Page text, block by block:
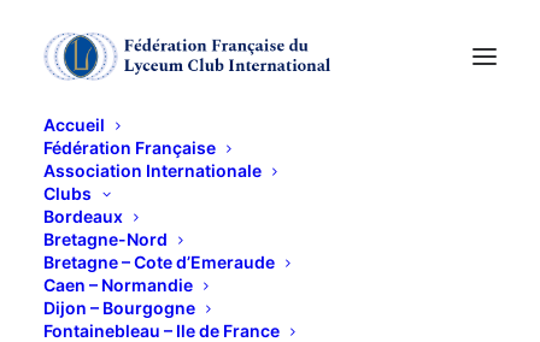
Accueil
Fédération Française
Association Internationale
Clubs
Bordeaux
Bretagne-Nord
Bretagne – Cote d’Emeraude
Caen – Normandie
Dijon – Bourgogne
Fontainebleau – Ile de France
Escapade culturelle à
Budapest